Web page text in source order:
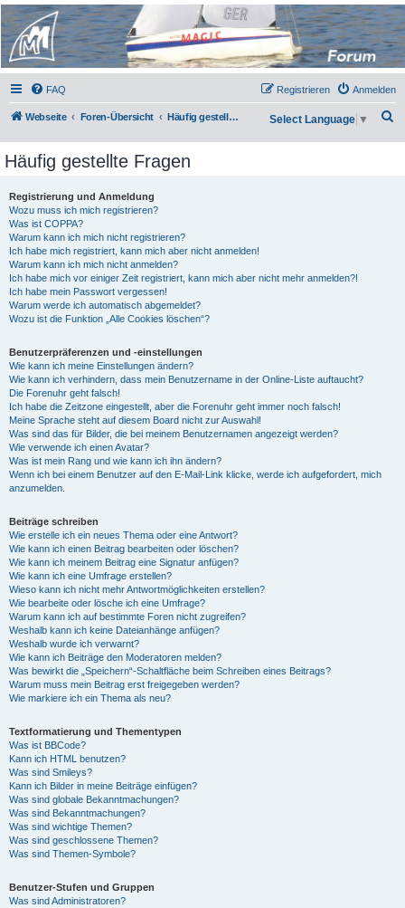
Micro Magic Forum
Deutschland
FAQ Anmelden
Registrieren
Webseite Foren-Übersicht Häufig gestellte Fragen Select Language ▼
Häufig gestellte Fragen
Registrierung und Anmeldung
Wozu muss ich mich registrieren?
Was ist COPPA?
Warum kann ich mich nicht registrieren?
Ich habe mich registriert, kann mich aber nicht anmelden!
Warum kann ich mich nicht anmelden?
Ich habe mich vor einiger Zeit registriert, kann mich aber nicht mehr anmelden?!
Ich habe mein Passwort vergessen!
Warum werde ich automatisch abgemeldet?
Wozu ist die Funktion „Alle Cookies löschen“?
Benutzerpräferenzen und -einstellungen
Wie kann ich meine Einstellungen ändern?
Wie kann ich verhindern, dass mein Benutzername in der Online-Liste auftaucht?
Die Forenuhr geht falsch!
Ich habe die Zeitzone eingestellt, aber die Forenuhr geht immer noch falsch!
Meine Sprache steht auf diesem Board nicht zur Auswahl!
Was sind das für Bilder, die bei meinem Benutzernamen angezeigt werden?
Wie verwende ich einen Avatar?
Was ist mein Rang und wie kann ich ihn ändern?
Wenn ich bei einem Benutzer auf den E-Mail-Link klicke, werde ich aufgefordert, mich
anzumelden.
Beiträge schreiben
Wie erstelle ich ein neues Thema oder eine Antwort?
Wie kann ich einen Beitrag bearbeiten oder löschen?
Wie kann ich meinem Beitrag eine Signatur anfügen?
Wie kann ich eine Umfrage erstellen?
Wieso kann ich nicht mehr Antwortmöglichkeiten erstellen?
Wie bearbeite oder lösche ich eine Umfrage?
Warum kann ich auf bestimmte Foren nicht zugreifen?
Weshalb kann ich keine Dateianhänge anfügen?
Weshalb wurde ich verwarnt?
Wie kann ich Beiträge den Moderatoren melden?
Was bewirkt die „Speichern“-Schaltfläche beim Schreiben eines Beitrags?
Warum muss mein Beitrag erst freigegeben werden?
Wie markiere ich ein Thema als neu?
Textformatierung und Thementypen
Was ist BBCode?
Kann ich HTML benutzen?
Was sind Smileys?
Kann ich Bilder in meine Beiträge einfügen?
Was sind globale Bekanntmachungen?
Was sind Bekanntmachungen?
Was sind wichtige Themen?
Was sind geschlossene Themen?
Was sind Themen-Symbole?
Benutzer-Stufen und Gruppen
Was sind Administratoren?